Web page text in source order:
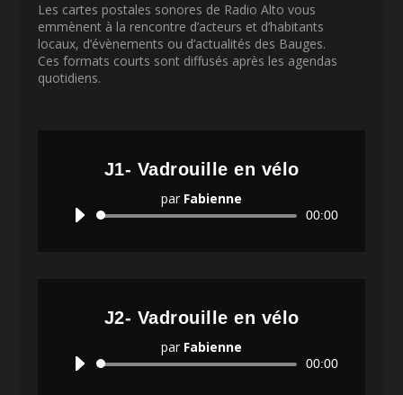
Les cartes postales sonores de Radio Alto vous
emmènent à la rencontre d’acteurs et d’habitants
locaux, d’évènements ou d’actualités des Bauges.
Ces formats courts sont diffusés après les agendas
quotidiens.
J1- Vadrouille en vélo
par Fabienne
Lecteur
00:00
J2- Vadrouille en vélo
par Fabienne
Lecteur
00:00